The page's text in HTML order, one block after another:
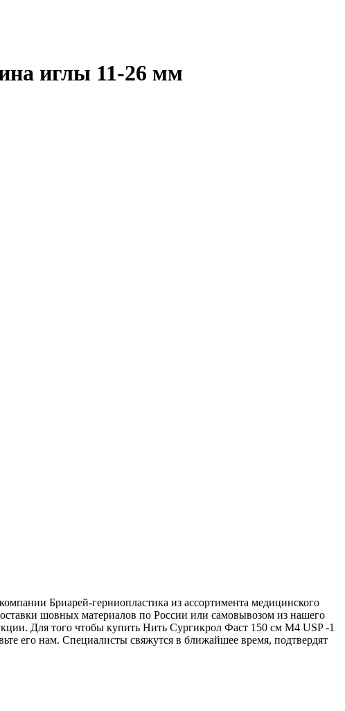
иглы 11-26 мм
Бриарей-герниопластика из ассортимента медицинского
шовных материалов по России или самовывозом из нашего
Для того чтобы купить Нить Сургикрол Фаст 150 см М4 USP -1
его нам. Специалисты свяжутся в ближайшее время, подтвердят